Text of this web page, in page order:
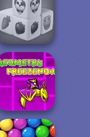
Magic and
Wizards Match
Farm Mahjong
3D